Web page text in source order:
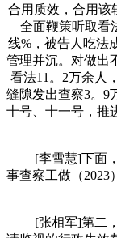
合用质效，合用该
全面鞭策听取看
线%，被告人吃法
管理并沉。对做出
看法11。2万余人
缝隙发出查察3。9
十号、十一号，推
[李雪慧]下面，
事查察工做（2023
[张相军]第二，